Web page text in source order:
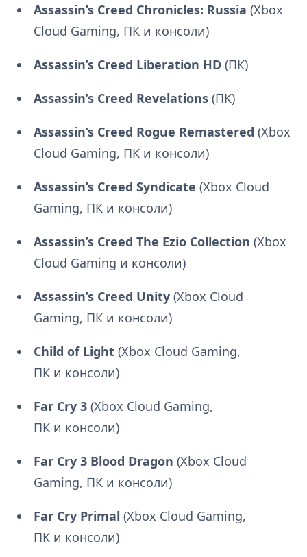
Assassin’s Creed Chronicles: Russia (Xbox
Cloud Gaming, ПК и консоли)
Assassin’s Creed Liberation HD(ПК)
Assassin’s Creed Revelations(ПК)
Assassin’s Creed Rogue Remastered (Xbox
Cloud Gaming, ПК и консоли)
Assassin’s Creed Syndicate (Xbox Cloud
Gaming, ПК и консоли)
Assassin’s Creed The Ezio Collection (Xbox
Cloud Gaming и консоли)
Assassin’s Creed Unity (Xbox Cloud
Gaming, ПК и консоли)
Child of Light(Xbox Cloud Gaming,
ПК и консоли)
Far Cry 3(Xbox Cloud Gaming,
ПК и консоли)
Far Cry 3 Blood Dragon (Xbox Cloud
Gaming, ПК и консоли)
Far Cry Primal (Xbox Cloud Gaming,
ПК и консоли)